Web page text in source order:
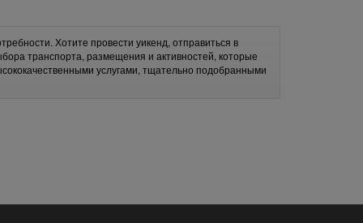
Хотите провести уикенд, отправиться в
транспорта, размещения и активностей, которые
услугами, тщательно подобранными